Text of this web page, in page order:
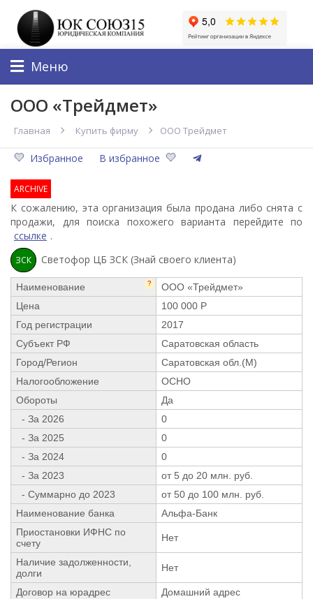
Меню
ООО «Трейдмет»
Главная Купить фирму ООО Трейдмет
Избранное В избранное
ARCHIVE
К сожалению, эта организация была продана либо снята с
продажи, для поиска похожего варианта перейдите по
ссылке .
ЗСК Светофор ЦБ ЗСК (Знай своего клиента)
Наименование ?
ООО «Трейдмет»
Цена
100 000 Р
Год регистрации
2017
Субъект РФ
Саратовская область
Город/Регион
Саратовская обл.(М)
Налогообложение
ОСНО
Обороты
Да
- За 2026
0
- За 2025
0
- За 2024
0
- За 2023
от 5 до 20 млн. руб.
- Суммарно до 2023
от 50 до 100 млн. руб.
Наименование банка
Альфа-Банк
Приостановки ИФНС по
счету
Нет
Наличие задолженности,
долги
Нет
Договор на юрадрес
Домашний адрес